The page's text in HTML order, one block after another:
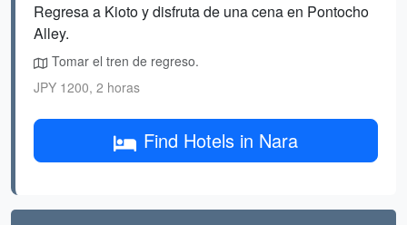
Regresa a Kioto y disfruta de una cena en Pontocho
Alley.
Tomar el tren de regreso.
JPY 1200, 2 horas
Find Hotels in Nara